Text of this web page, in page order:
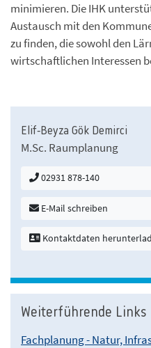
minimieren. Die IHK
Austausch mit den
zu finden, die sowohl den
wirtschaftlichen Interessen
Elif-Beyza Gök Demirci
M.Sc. Raumplanung
02931 878-140
E-Mail schreiben
Kontaktdaten
Weiterführende Links
Fachplanung - Natur,